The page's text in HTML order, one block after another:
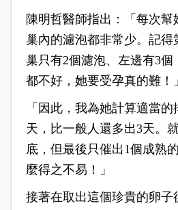
陳明哲醫師指出：「每次
巢內的濾泡都非常少。記得
巢只有2個濾泡、左邊有3
都不好，她要受孕真的難！」
「因此，我為她計算適當
天，比一般人還多出3天。
底，但最後只催出1個成熟
麼得之不易！」
接著在取出這個珍貴的卵子